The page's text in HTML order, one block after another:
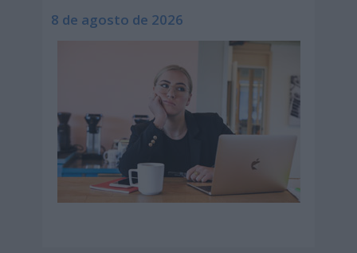
8 de agosto de 2026